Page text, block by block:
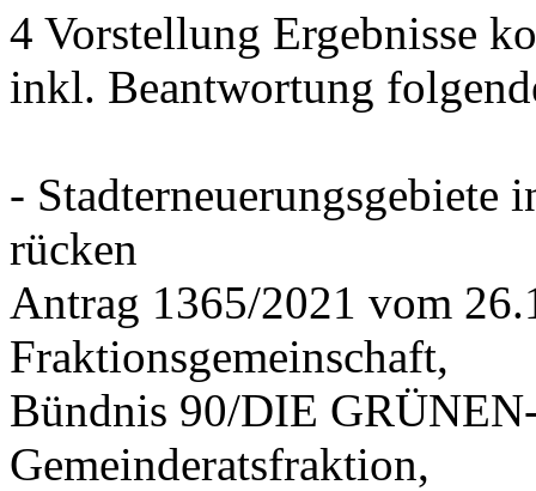
4 Vorstellung Ergebnisse
inkl. Beantwortung
- Stadterneuerungsgebiete
rücken
Antrag 1365/2021 vom
Fraktionsgemeinschaft,
Bündnis 90/DIE
Gemeinderatsfraktion,